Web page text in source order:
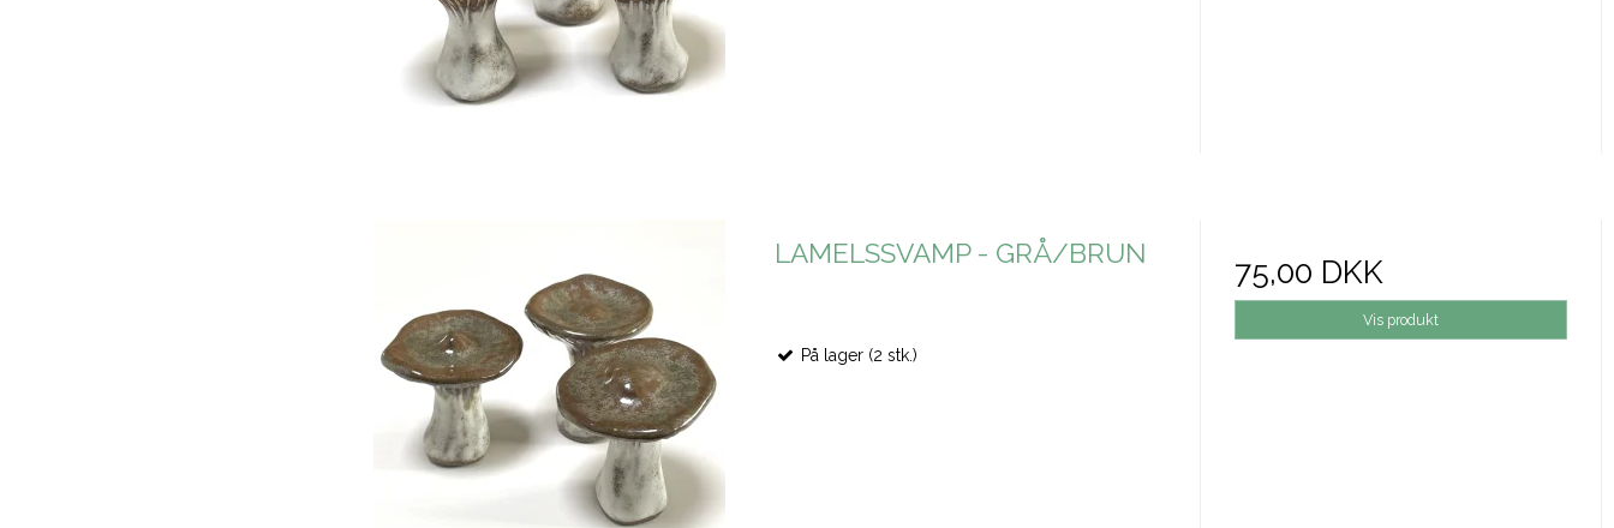
LAMELSSVAMP - GRÅ/BRUN
På lager (2 stk.)
75,00 DKK
Vis produkt